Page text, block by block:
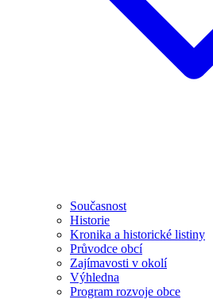
Současnost
Historie
Kronika a historické listiny
Průvodce obcí
Zajímavosti v okolí
Výhledna
Program rozvoje obce